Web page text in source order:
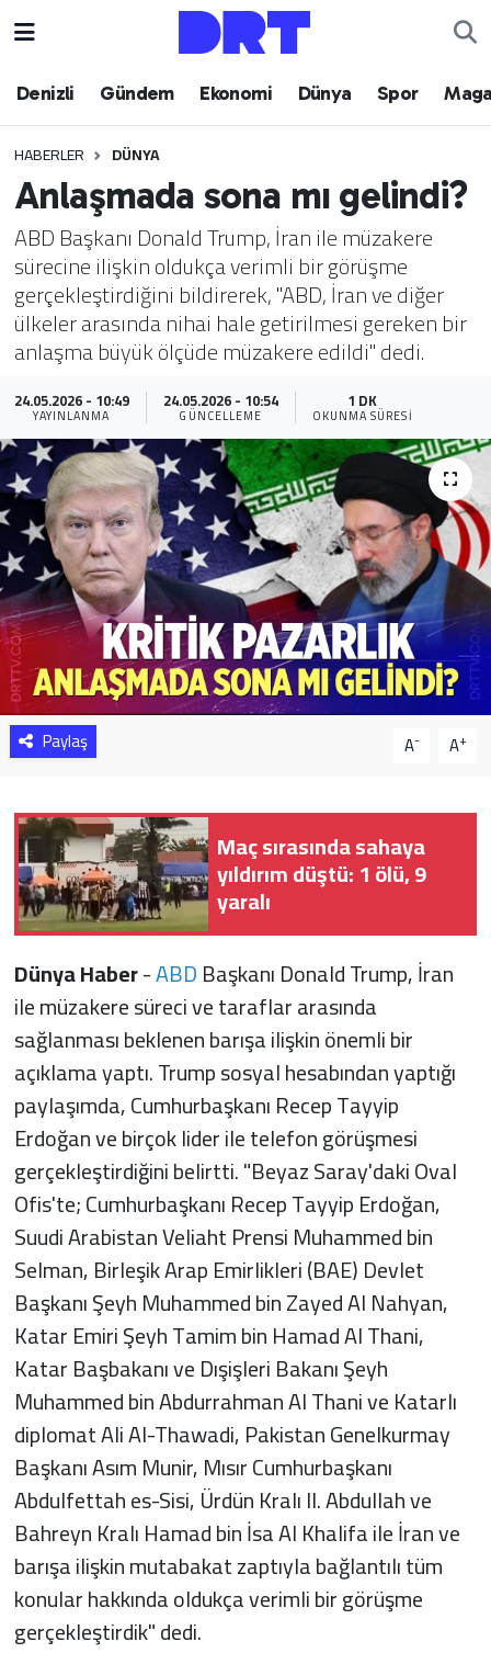
Denizli Gündem Ekonomi Dünya Spor
HABERLER DÜNYA
Anlaşmada sona mı gelindi?
ABD Başkanı Donald Trump, İran ile müzakere
sürecine ilişkin oldukça verimli bir görüşme
gerçekleştirdiğini bildirerek, "ABD, İran ve diğer
ülkeler arasında nihai hale getirilmesi gereken bir
anlaşma büyük ölçüde müzakere edildi" dedi.
24.05.2026 - 10:49
YAYINLANMA
24.05.2026 - 10:54
GÜNCELLEME
1 DK
OKUNMA SÜRESI
Paylaş A- A+
Maç sırasında sahaya
yıldırım düştü: 1 ölü, 9
yaralı
Dünya Haber-ABDBaşkanı Donald Trump, İran
ile müzakere süreci ve taraflar arasında
sağlanması beklenen barışa ilişkin önemli bir
açıklama yaptı. Trump sosyal hesabından yaptığı
paylaşımda, Cumhurbaşkanı Recep Tayyip
Erdoğan ve birçok lider ile telefon görüşmesi
gerçekleştirdiğini belirtti. "Beyaz Saray'daki Oval
Ofis'te; Cumhurbaşkanı Recep Tayyip Erdoğan,
Suudi Arabistan Veliaht Prensi Muhammed bin
Selman, Birleşik Arap Emirlikleri (BAE) Devlet
Başkanı Şeyh Muhammed bin Zayed Al Nahyan,
Katar Emiri Şeyh Tamim bin Hamad Al Thani,
Katar Başbakanı ve Dışişleri Bakanı Şeyh
Muhammed bin Abdurrahman Al Thani ve Katarlı
diplomat Ali Al-Thawadi, Pakistan Genelkurmay
Başkanı Asım Munir, Mısır Cumhurbaşkanı
Abdulfettah es-Sisi, Ürdün Kralı II. Abdullah ve
Bahreyn Kralı Hamad bin İsa Al Khalifa ile İran ve
barışa ilişkin mutabakat zaptıyla bağlantılı tüm
konular hakkında oldukça verimli bir görüşme
gerçekleştirdik" dedi.
Denizli
Gündem
Ekonomi
Dünya
Spor
Magazin
Teknoloji
Yaşam
Sağlık
Yazarlar
Resmi İlan
Resmi Reklam
Hava Durumu
Trafik Durumu
Puan Durumu ve Fikstür
Tüm Manşetler
Son Dakika Haberleri
Haber Arşivi